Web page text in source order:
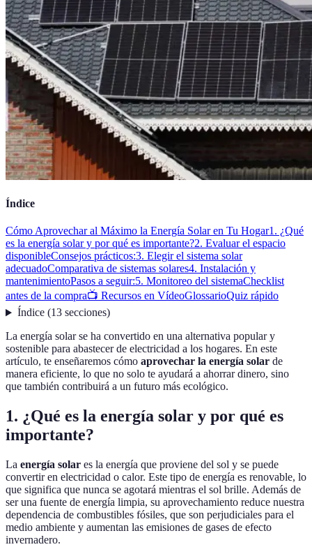
Índice
Cómo Aprovechar al Máximo la Energía Solar en Tu Hogar1. ¿Qué
es la energía solar y por qué es importante?2. Evaluar el espacio
disponibleConsejos prácticos:3. Elegir el sistema solar
adecuadoComparativa de sistemas solares4. Instalación y
mantenimientoPasos a seguir:5. Monitoreo del sistemaChecklist
antes de la compra📺 Recursos en VídeoGlossarioQuiz rápido
Índice(13 secciones)
La energía solar se ha convertido en una alternativa popular y
sostenible para abastecer de electricidad a los hogares. En este
artículo, te enseñaremos cómo aprovechar la energía solar de
manera eficiente, lo que no solo te ayudará a ahorrar dinero, sino
que también contribuirá a un futuro más ecológico.
1. ¿Qué es la energía solar y por qué es
importante?
La energía solar es la energía que proviene del sol y se puede
convertir en electricidad o calor. Este tipo de energía es renovable, lo
que significa que nunca se agotará mientras el sol brille. Además de
ser una fuente de energía limpia, su aprovechamiento reduce nuestra
dependencia de combustibles fósiles, que son perjudiciales para el
medio ambiente y aumentan las emisiones de gases de efecto
invernadero.